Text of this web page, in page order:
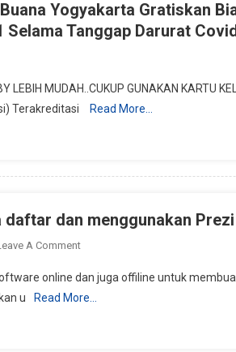
Yogyakarta Gratiskan
Selama Tanggap Darurat
LEBIH MUDAH..CUKUP GUNAKAN KARTU
Terakreditasi
Read More…
dan menggunakan Prezi
A CommentOn
Tutorial
Cara
online dan juga offiline untuk
u
Read More…